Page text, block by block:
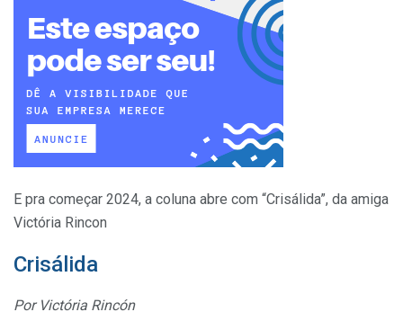
E pra começar 2024, a coluna abre com “Crisálida”, da amiga
Victória Rincon
Crisálida
Por Victória Rincón